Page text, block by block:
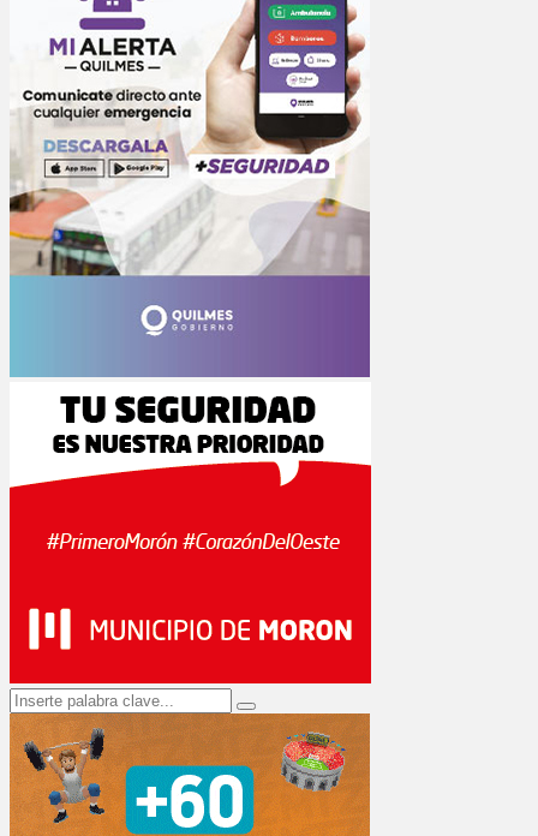
Search
for:
Search